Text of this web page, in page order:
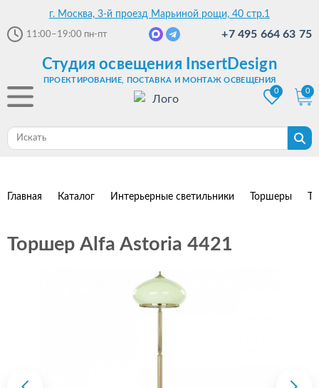
г. Москва, 3-й проезд Марьиной рощи, 40 стр.1
11:00–19:00 пн-пт +7 495 664 63 75
Студия освещения InsertDesign
ПРОЕКТИРОВАНИЕ, ПОСТАВКА И МОНТАЖ ОСВЕЩЕНИЯ
0
0
Главная Каталог Интерьерные светильники Торшеры
Торшер Alfa Astoria 4421